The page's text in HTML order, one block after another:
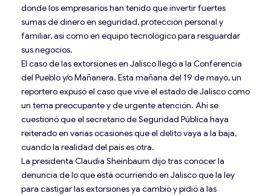
donde los empresarios han tenido que invertir fuertes
sumas de dinero en seguridad, protección personal y
familiar, así como en equipo tecnológico para resguardar
sus negocios.
El caso de las extorsiones en Jalisco llegó a la Conferencia
del Pueblo y/o Mañanera. Esta mañana del 19 de mayo, un
reportero expusó el caso que vive el estado de Jalisco como
un tema preocupante y de urgente atención. Ahí se
cuestionó que el secretario de Seguridad Pública haya
reiterado en varias ocasiones que el delito vaya a la baja,
cuando la realidad del país es otra.
La presidenta Claudia Sheinbaum dijo tras conocer la
denuncia de lo que está ocurriendo en Jalisco que la ley
para castigar las extorsiones ya cambió y pidió a las